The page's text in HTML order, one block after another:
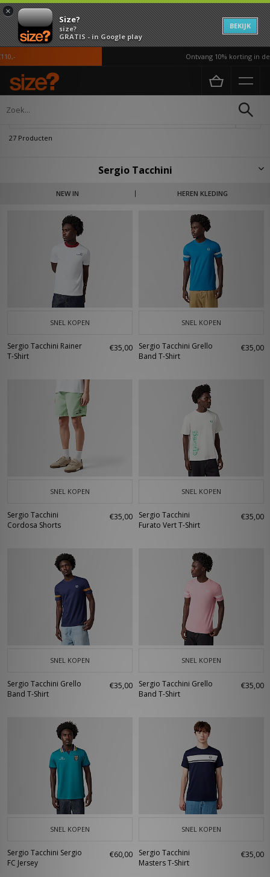
×
Size?
size?
GRATIS - in Google play
BEKIJK
Ontvang 10% korting in de
Home Sergio Tacchini
27 Producten
Sergio Tacchini
NEW IN HEREN KLEDING
Sergio Tacchini, die in 1960 tot Italiaans tenniskampioen werd gekroond,
begon slechts zes jaar later in de mode en lanceerde in 1966 een zijn
tennislegendes als voetballers gedragen. Tacchini-kleding overstijgt de
sport waarvoor het bedoeld was en heeft zich sindsdien gevestigd als een
merk dat binnen de voetbalcultuur evenveel aanzien heeft als in de
tenniswereld. Neem een kijkje in onze Sergio Tacchini selectie.
SNEL KOPEN
Sergio Tacchini Rainer
T-Shirt
€35,00
SNEL KOPEN
Sergio Tacchini Grello
Band T-Shirt
€35,00
SNEL KOPEN
Sergio Tacchini
Cordosa Shorts
€35,00
SNEL KOPEN
Sergio Tacchini
Furato Vert T-Shirt
€35,00
SNEL KOPEN
Sergio Tacchini Grello
Band T-Shirt
€35,00
SNEL KOPEN
Sergio Tacchini Grello
Band T-Shirt
€35,00
SNEL KOPEN
Sergio Tacchini Sergio
FC Jersey
€60,00
SNEL KOPEN
Sergio Tacchini
Masters T-Shirt
€35,00